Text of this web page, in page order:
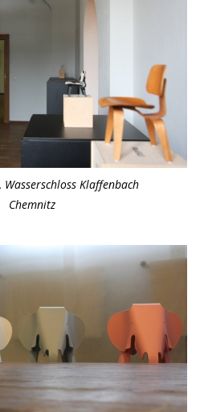
Wasserschloss Klaffenbach
Chemnitz